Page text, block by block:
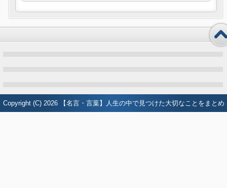
Copyright (C) 2026 【名言・言葉】人生の中で見つけた大切なことをまとめ